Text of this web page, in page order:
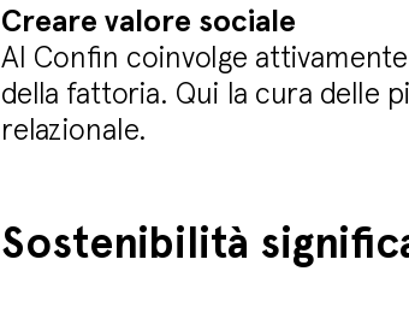
Creare valore sociale
Al Confin coinvolge
della fattoria. Qui la cura delle
relazionale.
Sostenibilità